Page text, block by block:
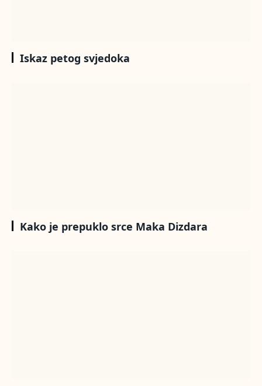
Iskaz petog svjedoka
Kako je prepuklo srce Maka Dizdara